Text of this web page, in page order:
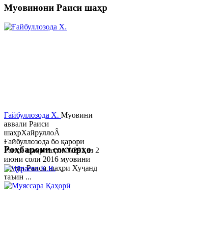
Муовинони Раиси шаҳр
Ғайбуллозода Х. Муовини
аввали Раиси
шаҳрХайруллоÂ
Ғайбуллозода бо қарори
Раиси шаҳр таҳти №281 аз 2
июни соли 2016 муовини
якуми Раиси шаҳри Хуҷанд
таъин ...
Роҳбарони сохторҳо